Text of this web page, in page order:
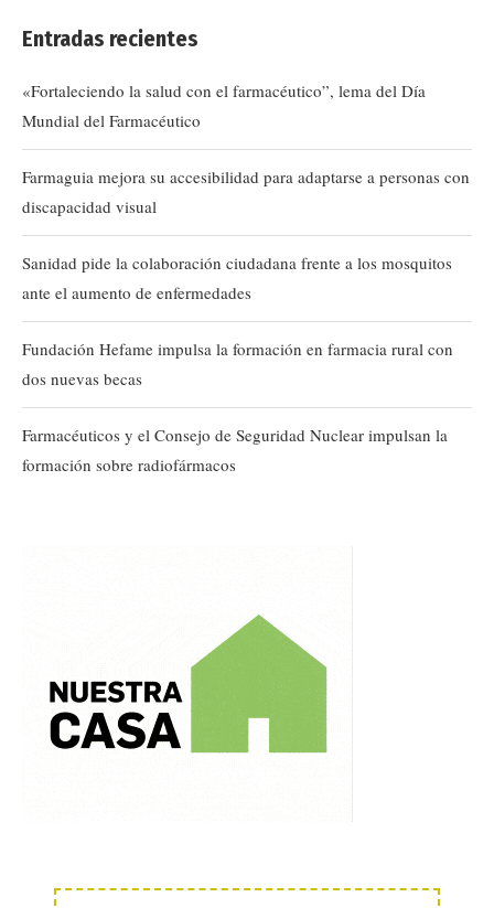
Entradas recientes
«Fortaleciendo la salud con el farmacéutico”, lema del Día
Mundial del Farmacéutico
Farmaguia mejora su accesibilidad para adaptarse a personas con
discapacidad visual
Sanidad pide la colaboración ciudadana frente a los mosquitos
ante el aumento de enfermedades
Fundación Hefame impulsa la formación en farmacia rural con
dos nuevas becas
Farmacéuticos y el Consejo de Seguridad Nuclear impulsan la
formación sobre radiofármacos